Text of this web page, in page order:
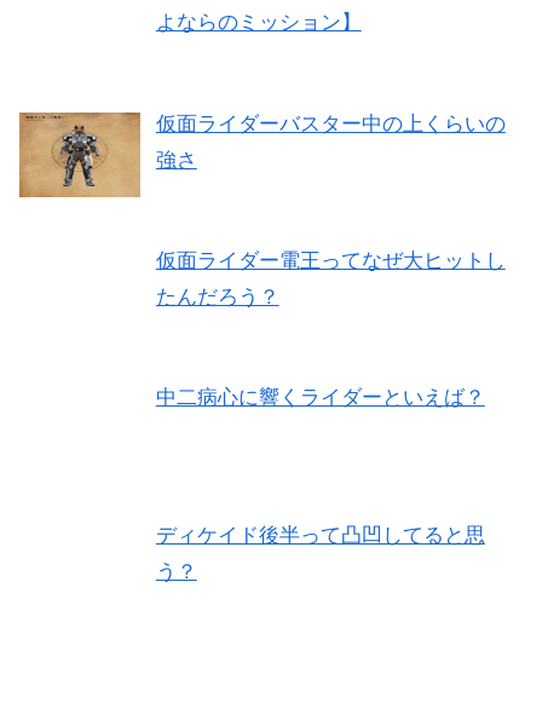
よならのミッション】
仮面ライダーバスター中の上くらいの
強さ
仮面ライダー電王ってなぜ大ヒットし
たんだろう？
中二病心に響くライダーといえば？
ディケイド後半って凸凹してると思
う？